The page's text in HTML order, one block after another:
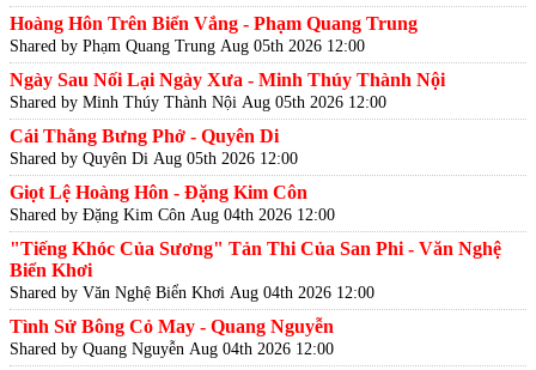
Hoàng Hôn Trên Biển Vắng - Phạm Quang Trung
Shared by Phạm Quang Trung Aug 05th 2026 12:00
Ngày Sau Nối Lại Ngày Xưa - Minh Thúy Thành Nội
Shared by Minh Thúy Thành Nội Aug 05th 2026 12:00
Cái Thằng Bưng Phở - Quyên Di
Shared by Quyên Di Aug 05th 2026 12:00
Giọt Lệ Hoàng Hôn - Đặng Kim Côn
Shared by Đặng Kim Côn Aug 04th 2026 12:00
"Tiếng Khóc Của Sương" Tản Thi Của San Phi - Văn Nghệ
Biển Khơi
Shared by Văn Nghệ Biển Khơi Aug 04th 2026 12:00
Tình Sử Bông Cỏ May - Quang Nguyễn
Shared by Quang Nguyễn Aug 04th 2026 12:00